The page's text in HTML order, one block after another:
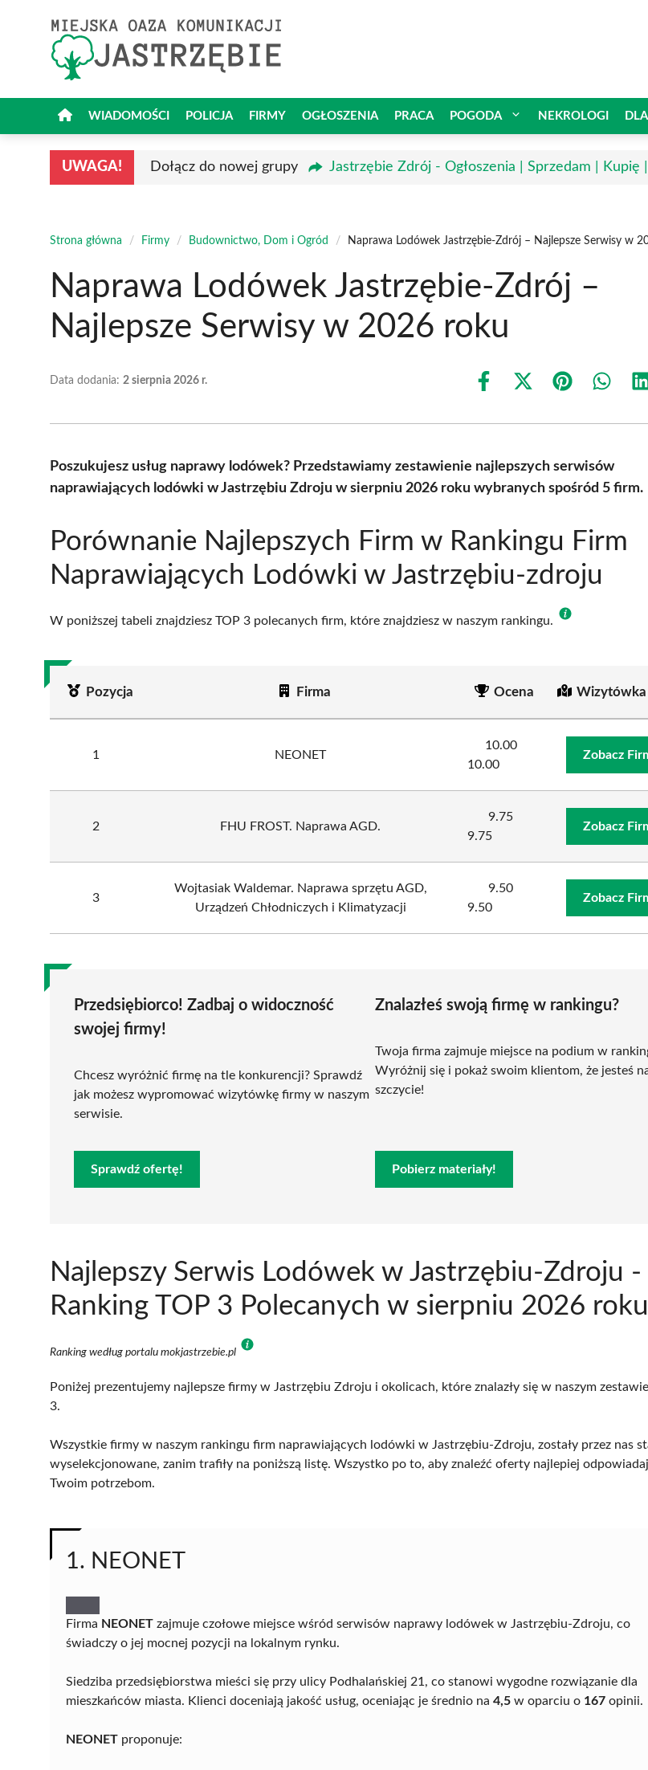
WIADOMOŚCI POLICJA FIRMY OGŁOSZENIA PRACA POGODA NEKROLOGI
UWAGA! Dołącz do nowej grupy Jastrzębie Zdrój - Ogłoszenia | Sprzedam | Kupię
Strona główna / Firmy / Budownictwo, Dom i Ogród / Naprawa Lodówek Jastrzębie-Zdrój – Najlepsze Serwisy w
Naprawa Lodówek Jastrzębie-Zdrój –
Najlepsze Serwisy w 2026 roku
Data dodania: 2 sierpnia 2026 r.
Share
Share
(Twitter)
Share Share
Poszukujesz usług naprawy lodówek? Przedstawiamy zestawienie najlepszych serwisów
naprawiających lodówki w Jastrzębiu Zdroju w sierpniu 2026 roku wybranych spośród 5 firm.
Porównanie Najlepszych Firm w Rankingu Firm
Naprawiających Lodówki w Jastrzębiu-zdroju
W poniższej tabeli znajdziesz TOP 3 polecanych firm, które znajdziesz w naszym rankingu.
Pozycja Firma Ocena Wizytówka
1 NEONET
10.00
10.00
Zobacz
2 FHU FROST. Naprawa AGD.
9.75
9.75
Zobacz
3
Wojtasiak Waldemar. Naprawa sprzętu AGD,
Urządzeń Chłodniczych i Klimatyzacji
9.50
9.50
Zobacz
Przedsiębiorco! Zadbaj o widoczność
swojej firmy!
Chcesz wyróżnić firmę na tle konkurencji? Sprawdź
jak możesz wypromować wizytówkę firmy w naszym
serwisie.
Sprawdź ofertę!
Znalazłeś swoją firmę w rankingu?
Twoja firma zajmuje miejsce na podium w
Wyróżnij się i pokaż swoim klientom, że jesteś
szczycie!
Pobierz materiały!
Najlepszy Serwis Lodówek w Jastrzębiu-Zdroju -
Ranking TOP 3 Polecanych w sierpniu 2026 roku
Ranking według portalu mokjastrzebie.pl
Poniżej prezentujemy najlepsze firmy w Jastrzębiu Zdroju i okolicach, które znalazły się w naszym
3.
Wszystkie firmy w naszym rankingu firm naprawiających lodówki w Jastrzębiu-Zdroju, zostały przez nas
wyselekcjonowane, zanim trafiły na poniższą listę. Wszystko po to, aby znaleźć oferty najlepiej
Twoim potrzebom.
1. NEONET
Firma NEONET zajmuje czołowe miejsce wśród serwisów naprawy lodówek w Jastrzębiu-Zdroju, co
świadczy o jej mocnej pozycji na lokalnym rynku.
Siedziba przedsiębiorstwa mieści się przy ulicy Podhalańskiej 21, co stanowi wygodne rozwiązanie dla
mieszkańców miasta. Klienci doceniają jakość usług, oceniając je średnio na 4,5 w oparciu o 167 opinii.
NEONET proponuje: